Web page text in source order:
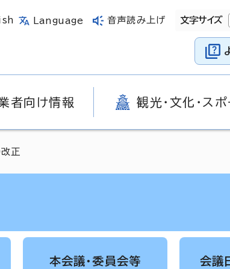
Language 音声読み上げ 文字サイズ
者向け情報 観光・文化・ス
正
本会議・委員会等 会議